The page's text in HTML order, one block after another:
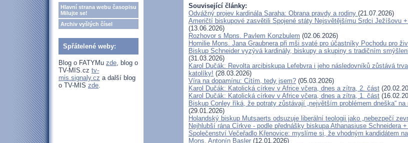
Hlavní strana webu časopisu
Milujte se!
Archiv vyšlých čísel
Spřátelené weby:
Blog o FATYMu zde, blog o
TV-MIS.cz tv-
mis.signaly.cz a další blog
o TV-MIS zde.
Související články:
Odvážný projev kardinála Saraha: Obrana pravdy a rodiny (21.07.2026)
Američtí biskupové zasvětili Spojené státy Nejsvětějšímu Srdci Ježíšovu
(13.06.2026)
Rozhovor s Mpns. Pavlem Konzbulem (02.06.2026)
Homilie Mons. Jana Graubnera při mši svaté pro účastníky Pochodu pro
Biskup Schneider vyzývá kardinály, biskupy a skupiny s tradičním
(31.03.2026)
Karol Dučák: Revolta arcibiskupa Lefebvra i jeho následovníků zůstává
katolíky! (28.03.2026)
Víra na dopamínu: Cítím, tedy jsem? (05.03.2026)
Karol Dučák: Katolická církev v Africe včera, dnes a zítra, 2. část
Karol Dučák: Katolická církev v Africe včera, dnes a zítra, 1. část
Biskup Conley říká, že potraty zůstávají „největším problémem dneška“
(29.01.2026)
Holandský biskup Mutsaerts odsuzuje liberální teologii jako „nebezpečí
Nejhlubší rána Církve - podle přednášky biskupa Athanasiuse Schneidera
Společenství Večeřadlo Křenovice: myslíme si, že vhodným kandidátem
Mons. Antonín Basler (12.01.2026)